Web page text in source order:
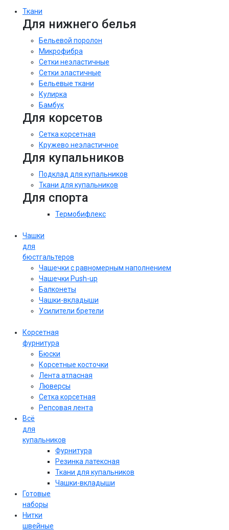
Ткани
Для нижнего белья
Бельевой поролон
Микрофибра
Сетки неэластичные
Сетки эластичные
Бельевые ткани
Кулирка
Бамбук
Для корсетов
Сетка корсетная
Кружево неэластичное
Для купальников
Подклад для купальников
Ткани для купальников
Для спорта
Термобифлекс
Чашки
для
бюстгальтеров
Чашечки с равномерным наполнением
Чашечки Push-up
Балконеты
Чашки-вкладыши
Усилители бретели
Корсетная
фурнитура
Бюски
Корсетные косточки
Лента атласная
Люверсы
Сетка корсетная
Репсовая лента
Всё
для
купальников
Фурнитура
Резинка латексная
Ткани для купальников
Чашки-вкладыши
Готовые
наборы
Нитки
швейные